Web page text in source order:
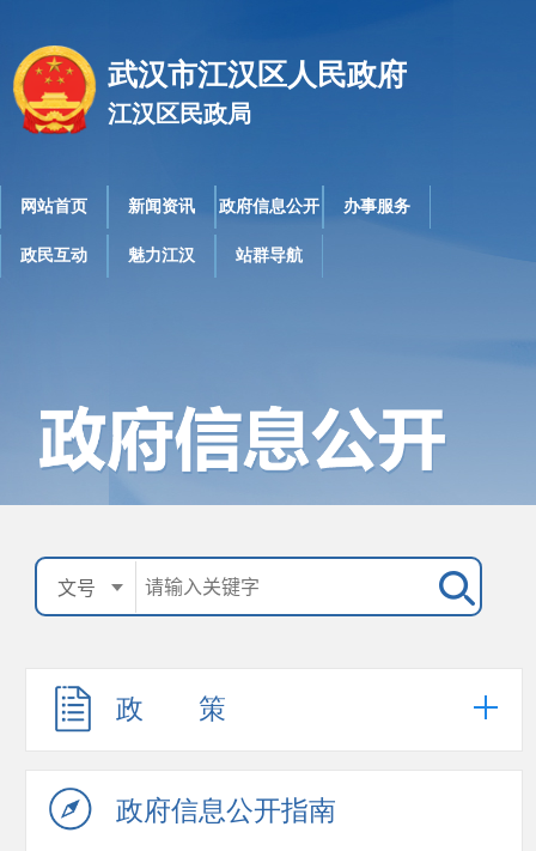
武汉市江汉区人民政府
江汉区民政局
网站首页 新闻资讯 政府信息公开 办事服务
政民互动 魅力江汉 站群导航
政 策
政府信息公开指南